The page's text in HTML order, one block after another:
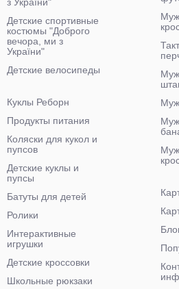
Детские спортивные
костюмы "Доброго
вечора, ми з
України"
Детские велосипеды
Куклы Реборн
Продукты питания
Коляски для кукол и
пупсов
Детские куклы и
пупсы
Батуты для детей
Ролики
Интерактивные
игрушки
Детские кроссовки
Школьные рюкзаки